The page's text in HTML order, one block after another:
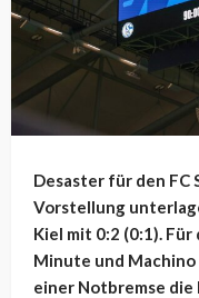
Desaster für den FC
Vorstellung
Kiel mit 0:2 (0:1).
Minute und Machino
einer Notbremse die